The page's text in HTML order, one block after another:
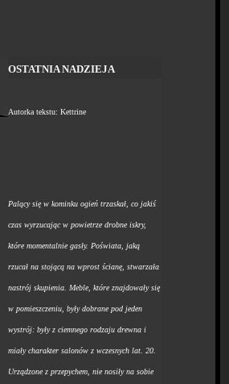
OSTATNIA NADZIEJA
Autorka tekstu: Kettrine
Palący się w kominku ogień trzaskał, co jakiś
czas wyrzucając w powietrze drobne iskry,
które momentalnie gasły. Poświata, jaką
rzucał na stojącą na wprost ścianę, stwarzała
nastrój skupienia. Meble, które znajdowały się
w pomieszczeniu, były dobrane pod jeden
wystrój: były z ciemnego rodzaju drewna i
miały charakter salonów z wczesnych lat. 20.
Urządzone z przepychem, nie nosiły na sobie